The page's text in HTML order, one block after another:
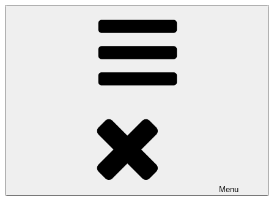
Přejít
Menu